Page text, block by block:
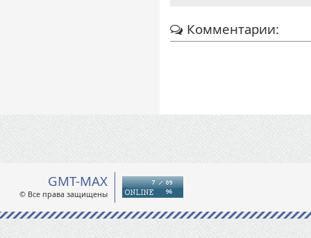
Комментарии:
GMT-MAX
© Все права защищены